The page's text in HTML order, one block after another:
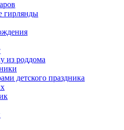
гирлянды
из роддома
детского праздника